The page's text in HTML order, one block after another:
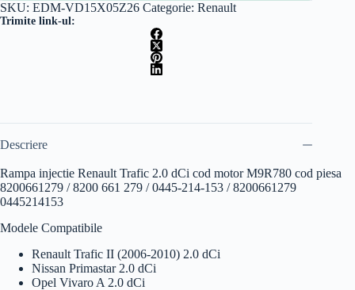
SKU: EDM-VD15X05Z26 Categorie: Renault
Trimite link-ul:
Descriere
Rampa injectie Renault Trafic 2.0 dCi cod motor M9R780 cod piesa
8200661279 / 8200 661 279 / 0445-214-153 / 8200661279
0445214153
Modele Compatibile
Renault Trafic II (2006-2010) 2.0 dCi
Nissan Primastar 2.0 dCi
Opel Vivaro A 2.0 dCi